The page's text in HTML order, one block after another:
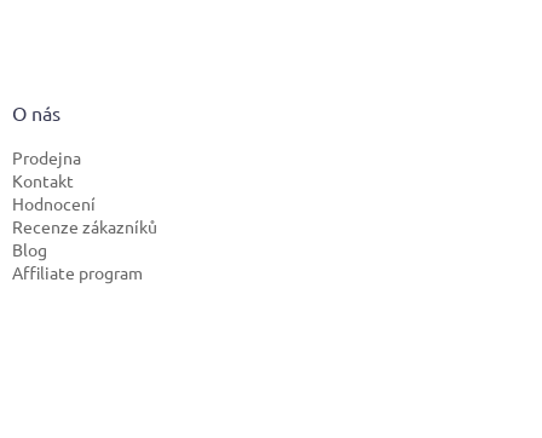
O nás
Prodejna
Kontakt
Hodnocení
Recenze zákazníků
Blog
Affiliate program